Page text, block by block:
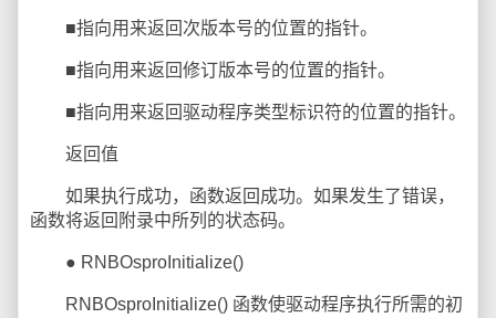
■指向用来返回次版本号的位置的指针。
■指向用来返回修订版本号的位置的指针。
■指向用来返回驱动程序类型标识符的位置的指针。
返回值
如果执行成功，函数返回成功。如果发生了错误，
函数将返回附录中所列的状态码。
● RNBOsproInitialize()
RNBOsproInitialize() 函数使驱动程序执行所需的初